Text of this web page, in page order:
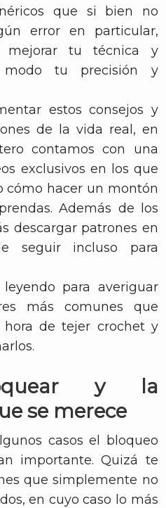
que si bien no
error en particular,
mejorar tu técnica y
tu precisión y
estos consejos y
de la vida real, en
contamos con una
exclusivos en los que
cómo hacer un montón
Además de los
descargar patrones en
seguir incluso para
para averiguar
más comunes que
de tejer crochet y
y la
se merece
casos el bloqueo
importante. Quizá te
que simplemente no
en cuyo caso lo más